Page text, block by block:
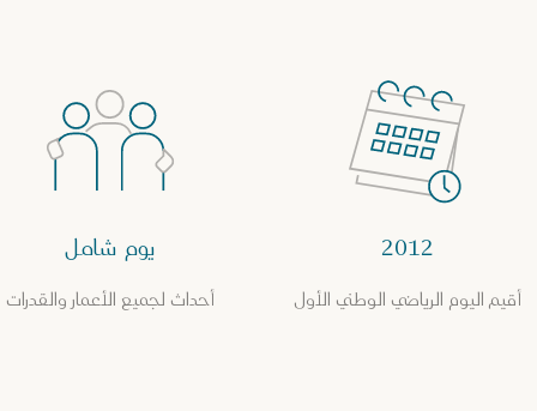
2012
أقيم اليوم الرياضي الوطني الأول
يوم شامل
أحداث لجميع الأعمار والقدرات